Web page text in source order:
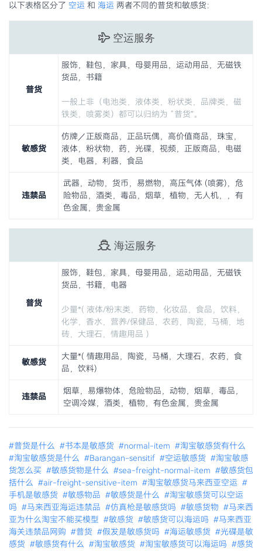
以下表格区分了 空运 和 海运 两者不同的普货和敏感货：
空运服务
普货
服饰，鞋包，家具，母婴用品，运动用品，无磁铁
货品，书籍
一般上非（电池类，液体类，粉状类，品牌类，磁
铁类，喷雾类）都可以归纳为 “普货”。
敏感货
仿牌／正版商品，正品玩偶，高价值商品，珠宝，
液体，粉状物，药，光碟，视频，正版商品，电磁
类，电器，利器，食品
违禁品
武器，动物，货币，易燃物，高压气体 (喷雾)，危
险物品，酒类，毒品，烟草，植物，无人机，，有
色金属，贵金属
海运服务
普货
服饰，鞋包，家具，母婴用品，运动用品，无磁铁
货品，书籍，电器
少量*( 液体/粉末类，药物，化妆品，食品，饮料，
化学，香水，营养/保健品，农药，陶瓷，马桶，地
砖，大理石，情趣用品 ）
敏感货
大量*( 情趣用品，陶瓷，马桶，大理石，农药，食
品，饮料)
违禁品
烟草，易爆物体，危险物品，动物，烟草，毒品，
空调冷媒，酒类，植物，有色金属，贵金属
#普货是什么 #书本是敏感货 #normal-item #淘宝敏感货有什么
#淘宝敏感货是什么 #Barangan-sensitif #空运敏感货 #淘宝敏感
货怎么买 #敏感货物是什么 #sea-freight-normal-item #敏感货包
括什么 #air-freight-sensitive-item #淘宝敏感货马来西亚空运 #
手机是敏感货 #敏感物品 #敏感货是什么 #淘宝敏感货可以空运
吗 #马来西亚海运违禁品 #仿真枪是敏感货吗 #敏感货物 #马来西
亚为什么淘宝不能买模型 #敏感货 #敏感货可以海运吗 #马来西亚
海关违禁品网购 #普货 #假发是敏感货吗 #海运敏感货 #光碟是敏
感货 #敏感货有什么 #淘宝敏感货 #淘宝敏感货可以海运吗 #感货